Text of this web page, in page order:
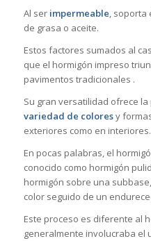
Al ser impermeable, soporta
de grasa o aceite.
Estos factores sumados al
que el hormigón impreso
pavimentos tradicionales .
Su gran versatilidad ofrece
variedad de coloresy
exteriores como en interiores.
En pocas palabras, el
conocido como hormigón
hormigón sobre una
color seguido de un
Este proceso es diferente al
generalmente involucraba el